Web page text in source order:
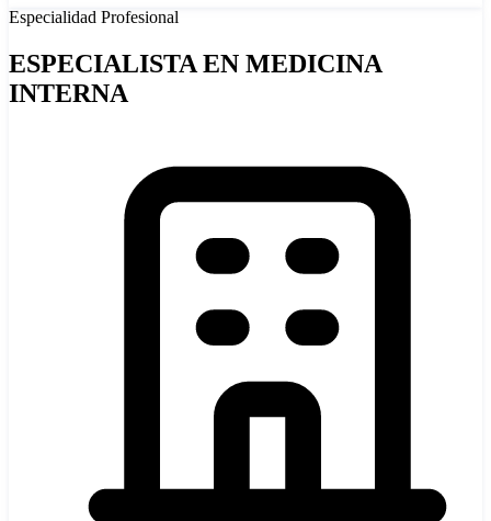
Especialidad Profesional
ESPECIALISTA EN MEDICINA
INTERNA